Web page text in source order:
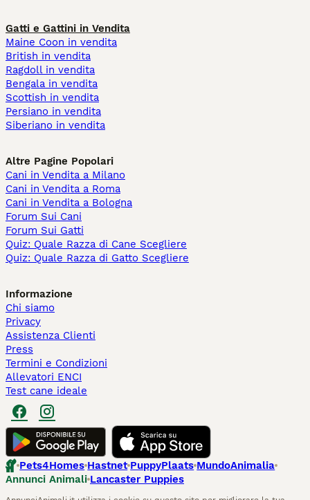
Gatti e Gattini in Vendita
Maine Coon in vendita
British in vendita
Ragdoll in vendita
Bengala in vendita
Scottish in vendita
Persiano in vendita
Siberiano in vendita
Altre Pagine Popolari
Cani in Vendita a Milano
Cani in Vendita a Roma
Cani in Vendita a Bologna
Forum Sui Cani
Forum Sui Gatti
Quiz: Quale Razza di Cane Scegliere
Quiz: Quale Razza di Gatto Scegliere
Informazione
Chi siamo
Privacy
Assistenza Clienti
Press
Termini e Condizioni
Allevatori ENCI
Test cane ideale
Pets4Homes Hastnet PuppyPlaats MundoAnimalia
Annunci Animali Lancaster Puppies